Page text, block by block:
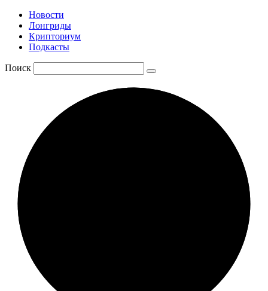
Новости
Лонгриды
Крипториум
Подкасты
Поиск